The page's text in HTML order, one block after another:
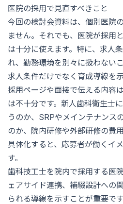
医院の採用で見直すべきこと
今回の検討会資料は、個別医院
ません。それでも、医院が採用
は十分に使えます。特に、求人
れ、勤務環境を別々に扱わないこ
求人条件だけでなく育成導線を
採用ページや面接で伝える内容
は不十分です。新人歯科衛生士
うのか、SRPやメインテナンス
のか、院内研修や外部研修の費
具体化すると、応募者が働くイ
す。
歯科技工士を院内で採用する医
ェアサイド連携、補綴設計への
られる導線を示すことが重要で